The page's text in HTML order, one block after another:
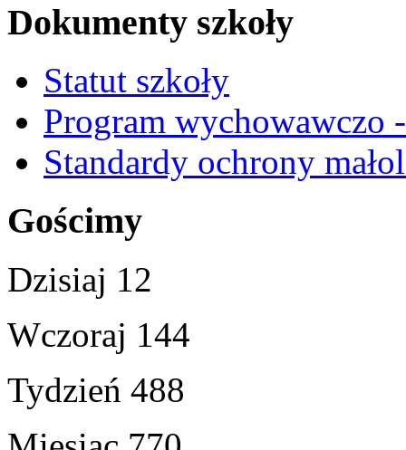
Dokumenty szkoły
Statut szkoły
Program wychowawczo
Standardy ochrony
Gościmy
Dzisiaj 12
Wczoraj 144
Tydzień 488